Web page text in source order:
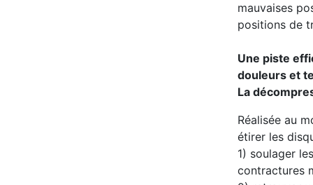
mauvaises
positions de
Une piste
douleurs et
La
Réalisée au
étirer les
1) soulager
contractures